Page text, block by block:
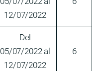
12/07/2022
Del
05/07/2022 al
12/07/2022
6